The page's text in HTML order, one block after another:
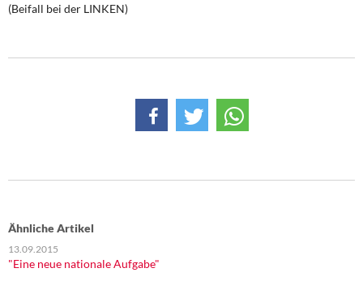
(Beifall bei der LINKEN)
Ähnliche Artikel
13.09.2015
"Eine neue nationale Aufgabe"